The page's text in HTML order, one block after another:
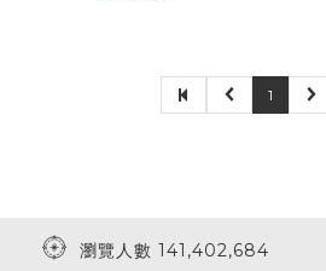
1
瀏覽人數 141,402,684